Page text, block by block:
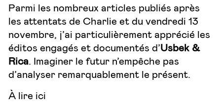
Parmi les nombreux articles publiés après
les attentats de Charlie et du vendredi 13
novembre, j’ai particulièrement apprécié les
éditos engagés et documentés d’Usbek &
Rica . Imaginer le futur n’empêche pas
d’analyser remarquablement le présent.
À lire ici